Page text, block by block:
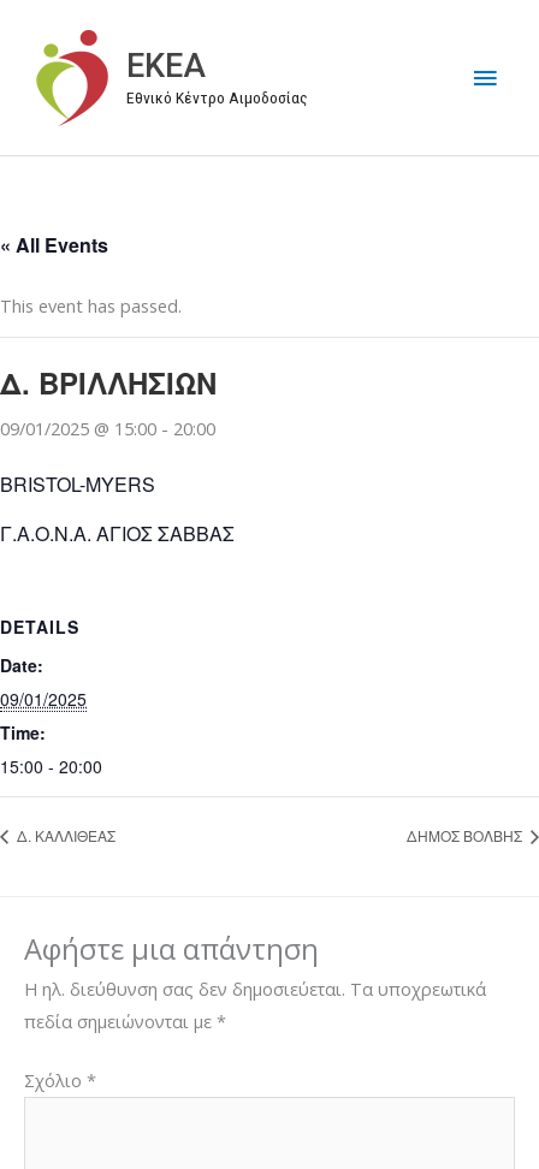
περιεχόμενο
EKEA
Εθνικό Κέντρο Αιμοδοσίας
« All Events
This event has passed.
Δ. ΒΡΙΛΛΗΣΙΩΝ
09/01/2025 @ 15:00 - 20:00
ΒRISTOL-MYERS
Γ.Α.Ο.Ν.Α. ΑΓΙΟΣ ΣΑΒΒΑΣ
DETAILS
Date:
09/01/2025
Time:
15:00 - 20:00
Δ. ΚΑΛΛΙΘΕΑΣ ΔΗΜΟΣ ΒΟΛΒΗΣ
Αφήστε μια απάντηση
Η ηλ. διεύθυνση σας δεν δημοσιεύεται. Τα υποχρεωτικά
πεδία σημειώνονται με *
Σχόλιο *